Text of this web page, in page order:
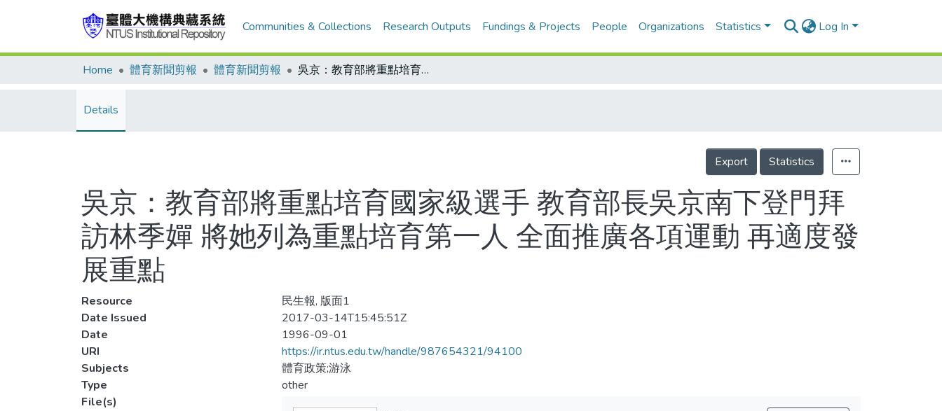
Communities & Collections Research Outputs Fundings & Projects People Organizations Statistics Log In
Home 體育新聞剪報 體育新聞剪報 吳京：教育部將重點培育國家級選手 教育部長吳京南下登門拜訪林季嬋 將她列為重點培育第一人 全面推廣各項運動 再適度發展重點
Details
Export Statistics
吳京：教育部將重點培育國家級選手 教育部長吳京南下登門拜
訪林季嬋 將她列為重點培育第一人 全面推廣各項運動 再適度發
展重點
Resource
民生報, 版面1
Date Issued
2017-03-14T15:45:51Z
Date
1996-09-01
URI
https://ir.ntus.edu.tw/handle/987654321/94100
Subjects
體育政策;游泳
Type
other
File(s)